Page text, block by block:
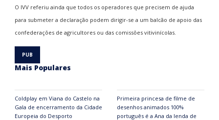
O IVV referiu ainda que todos os operadores que precisem de ajuda
para submeter a declaração podem dirigir-se a um balcão de apoio das
confederações de agricultores ou das comissões vitivinícolas.
Mais Populares
Coldplay em Viana do Castelo na
Gala de encerramento da Cidade
Europeia do Desporto
Primeira princesa de filme de
desenhos animados 100%
português é a Ana da lenda de